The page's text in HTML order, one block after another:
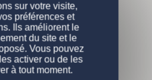
de série
PROPRIÉTAIRE
un mobil-home ?
sur votre visite,
préférences et
Ils améliorent le
du site et le
Vous pouvez
activer ou de les
à tout moment.